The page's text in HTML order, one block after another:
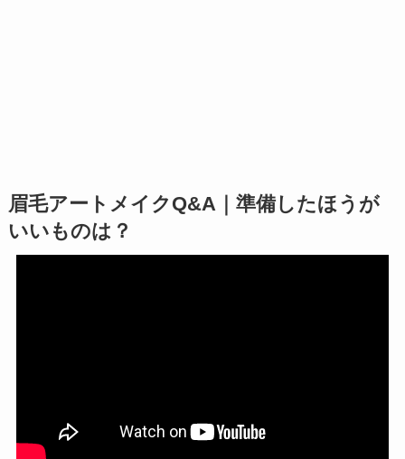
眉毛アートメイクQ&A｜準備したほうが
いいものは？